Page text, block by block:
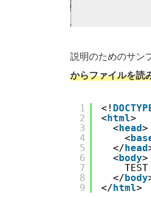
説明のためのサン
からファイルを読
1
2
3
4
5
6
7
8
9
<!
<html>
<head>
<
</head
<body>
TEST
</body
</html>